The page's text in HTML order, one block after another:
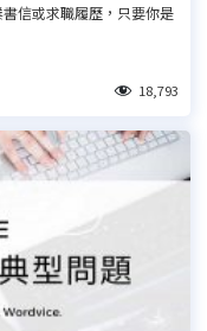
信或求職履歷，只要你是
18,793